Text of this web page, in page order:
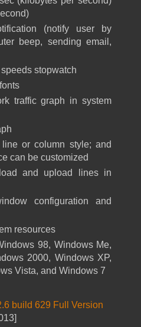
(notify user by
beep, sending email,
stopwatch
traffic graph in system
or column style; and
can be customized
and upload lines in
configuration and
resources
98, Windows Me,
2000, Windows XP,
Vista, and Windows 7
build 629 Full Version